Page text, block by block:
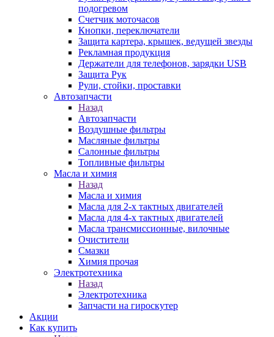
подогревом
Счетчик моточасов
Кнопки, переключатели
Защита картера, крышек, ведущей звезды
Рекламная продукция
Держатели для телефонов, зарядки USB
Защита Рук
Рули, стойки, проставки
Автозапчасти
Назад
Автозапчасти
Воздушные фильтры
Масляные фильтры
Салонные фильтры
Топливные фильтры
Масла и химия
Назад
Масла и химия
Масла для 2-х тактных двигателей
Масла для 4-х тактных двигателей
Масла трансмиссионные, вилочные
Очистители
Смазки
Химия прочая
Электротехника
Назад
Электротехника
Запчасти на гироскутер
Акции
Как купить